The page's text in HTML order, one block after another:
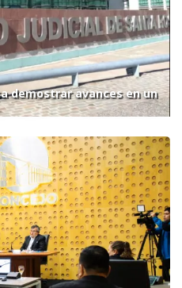
demostrar avances en un